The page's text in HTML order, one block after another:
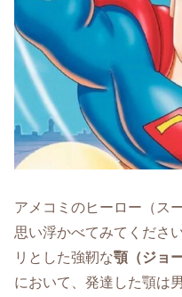
アメコミのヒーロー（ス
思い浮かべてみてくださ
リとした強靭な顎（ジョ
において、発達した顎は